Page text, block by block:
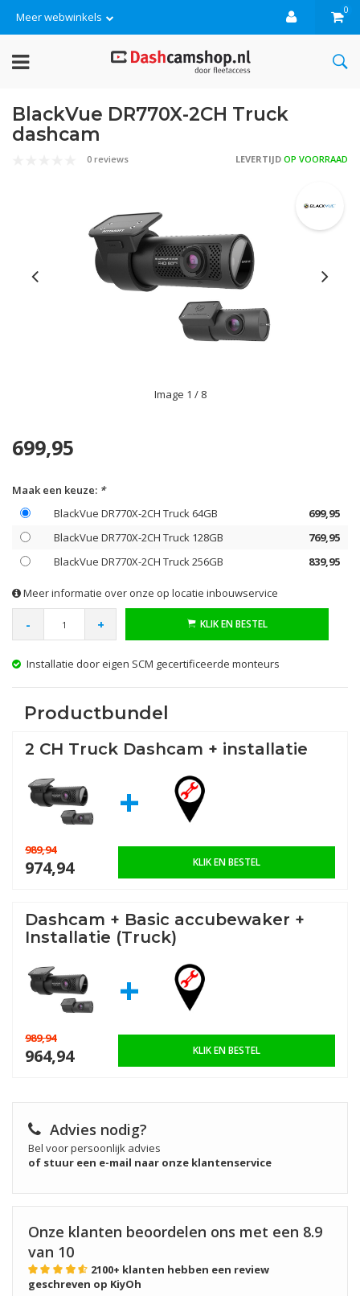
Meer webwinkels 0
BlackVue DR770X-2CH Truck
dashcam
0 reviews LEVERTIJD OP VOORRAAD
Image 1 / 8
699,95
Maak een keuze: *
BlackVue DR770X-2CH Truck 64GB
699,95
BlackVue DR770X-2CH Truck 128GB
769,95
BlackVue DR770X-2CH Truck 256GB
839,95
Meer informatie over onze op locatie inbouwservice
- + KLIK EN BESTEL
Inbouw op locatie in heel Nederland
Productbundel
2 CH Truck Dashcam + installatie
+
989,94
974,94 KLIK EN BESTEL
Dashcam + Basic accubewaker +
Installatie (Truck)
+
989,94
964,94 KLIK EN BESTEL
Advies nodig?
Bel voor persoonlijk advies
of stuur een e-mail naar onze klantenservice
Onze klanten beoordelen ons met een 8.9
van 10
2100+ klanten hebben een review
geschreven op KiyOh